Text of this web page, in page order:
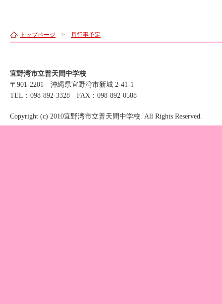
トップページ > 月行事予定
宜野湾市立普天間中学校
〒901-2201 沖縄県宜野湾市新城 2-41-1
TEL：098-892-3328 FAX：098-892-0588
Copyright (c) 2010宜野湾市立普天間中学校. All Rights Reserved.